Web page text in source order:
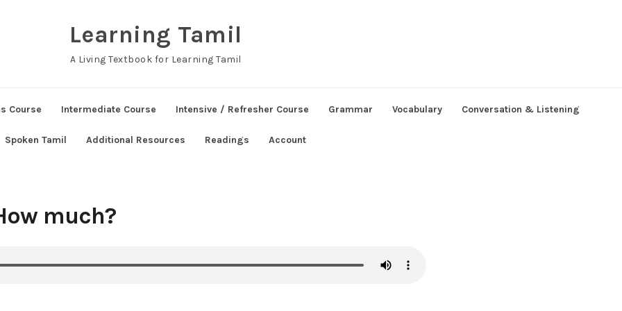
Learning Tamil
A Living Textbook for Learning Tamil
Course Intermediate Course Intensive / Refresher Course Grammar Vocabulary Conversation & Listening
Spoken Tamil Additional Resources Readings Account
much?